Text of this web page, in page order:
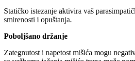
Statičko istezanje aktivira vaš
smirenosti i opuštanja.
Poboljšano držanje
Zategnutost i napetost mišića mogu